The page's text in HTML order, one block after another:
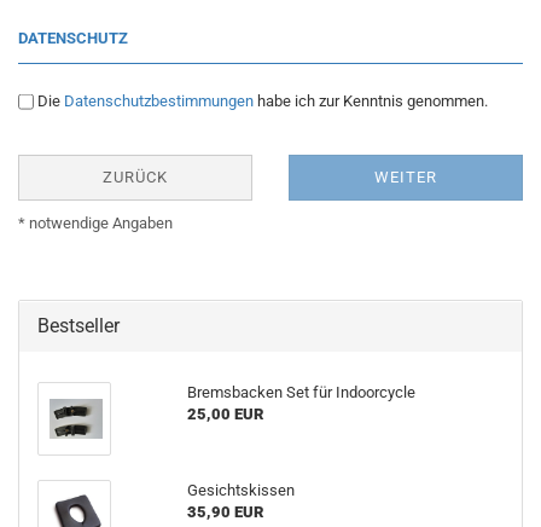
DATENSCHUTZ
Die Datenschutzbestimmungen habe ich zur Kenntnis genommen.
ZURÜCK WEITER
* notwendige Angaben
Bestseller
Bremsbacken Set für Indoorcycle
25,00 EUR
Gesichtskissen
35,90 EUR